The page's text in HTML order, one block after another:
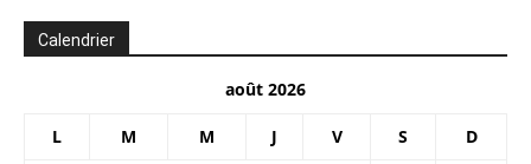
Calendrier
août 2026
L M M J V S D